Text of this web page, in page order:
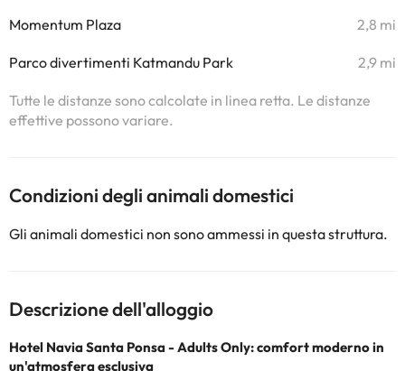
Momentum Plaza 2,8 mi
Parco divertimenti Katmandu Park 2,9 mi
Tutte le distanze sono calcolate in linea retta. Le distanze
effettive possono variare.
Condizioni degli animali domestici
Gli animali domestici non sono ammessi in questa struttura.
Descrizione dell'alloggio
Hotel Navia Santa Ponsa - Adults Only: comfort moderno in
un'atmosfera esclusiva